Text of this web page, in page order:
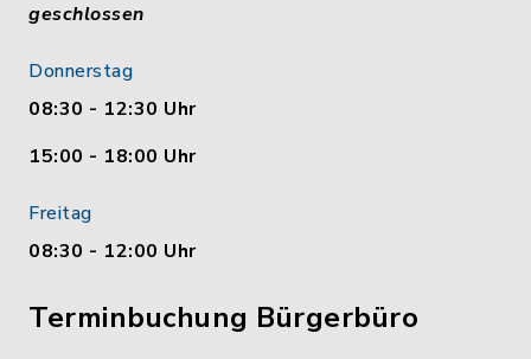
geschlossen
Donnerstag
08:30 - 12:30 Uhr
15:00 - 18:00 Uhr
Freitag
08:30 - 12:00 Uhr
Terminbuchung Bürgerbüro